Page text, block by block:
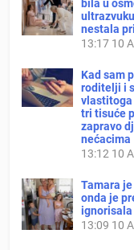
bila u
nestala
13:17 10
Kad sam
roditelji i
vlastitoga
tri tisuće
zapravo
nećacima
13:12 10
Tamara
onda je
ignorisala
13:09 10